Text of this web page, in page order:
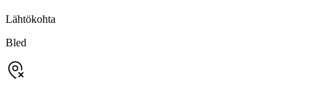
Lähtökohta
Bled